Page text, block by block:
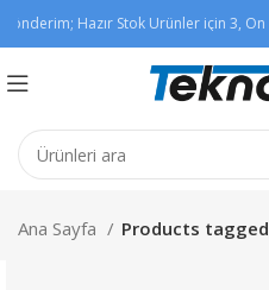
Hazır Stok Ürünler için 3,
Ana Sayfa Products